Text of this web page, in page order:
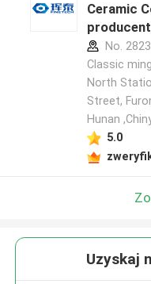
Ceramic
No.
Classic
North
Street,
Hunan
5.0
Uzyskaj